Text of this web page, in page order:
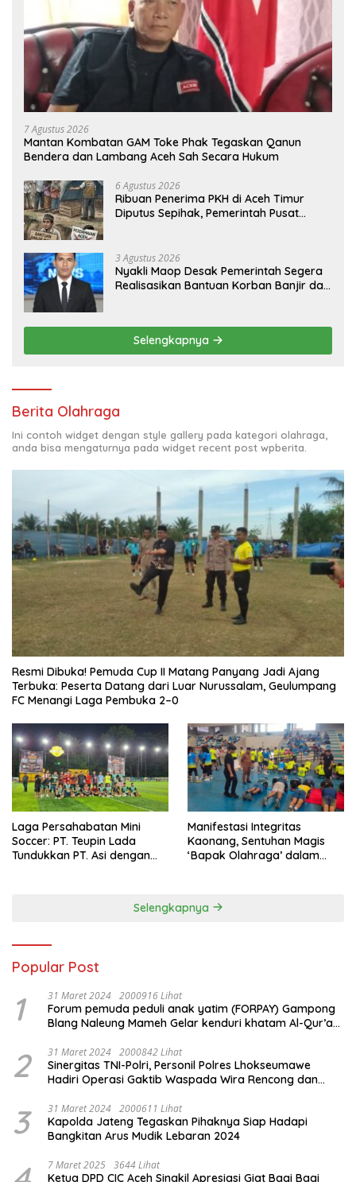
7 Agustus 2026
Mantan Kombatan GAM Toke Phak Tegaskan Qanun
Bendera dan Lambang Aceh Sah Secara Hukum
6 Agustus 2026
Ribuan Penerima PKH di Aceh Timur
Diputus Sepihak, Pemerintah Pusat
3 Agustus 2026
Nyakli Maop Desak Pemerintah Segera
Realisasikan Bantuan Korban Banjir dan
Selengkapnya
Berita Olahraga
Ini contoh widget dengan style gallery pada kategori olahraga,
anda bisa mengaturnya pada widget recent post wpberita.
Resmi Dibuka! Pemuda Cup II Matang Panyang Jadi Ajang
Terbuka: Peserta Datang dari Luar Nurussalam, Geulumpang
FC Menangi Laga Pembuka 2–0
Laga Persahabatan Mini
Soccer: PT. Teupin Lada
Tundukkan PT. Asi dengan
Manifestasi Integritas
Kaonang, Sentuhan Magis
‘Bapak Olahraga’ dalam
Selengkapnya
Popular Post
1 31 Maret 2024 2000916 Lihat
Forum pemuda peduli anak yatim (FORPAY) Gampong
Blang Naleung Mameh Gelar kenduri khatam Al-Qur’an
2 31 Maret 2024 2000842 Lihat
Sinergitas TNI-Polri, Personil Polres Lhokseumawe
Hadiri Operasi Gaktib Waspada Wira Rencong dan
3 31 Maret 2024 2000611 Lihat
Kapolda Jateng Tegaskan Pihaknya Siap Hadapi
Bangkitan Arus Mudik Lebaran 2024
7 Maret 2025 3644 Lihat
Ketua DPD CIC Aceh Singkil Apresiasi Giat Bagi Bagi